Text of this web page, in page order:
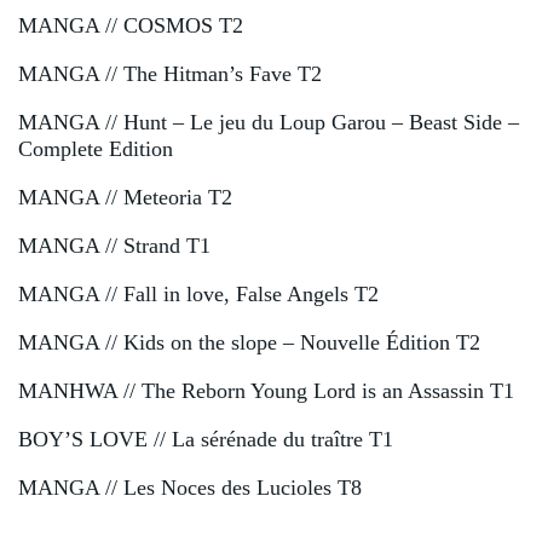
MANGA // COSMOS T2
MANGA // The Hitman’s Fave T2
MANGA // Hunt – Le jeu du Loup Garou – Beast Side –
Complete Edition
MANGA // Meteoria T2
MANGA // Strand T1
MANGA // Fall in love, False Angels T2
MANGA // Kids on the slope – Nouvelle Édition T2
MANHWA // The Reborn Young Lord is an Assassin T1
BOY’S LOVE // La sérénade du traître T1
MANGA // Les Noces des Lucioles T8